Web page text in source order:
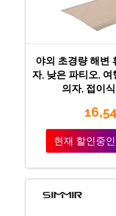
야외 초경량 해변
자, 낮은 파티오,
의자, 접이
현재 할인중